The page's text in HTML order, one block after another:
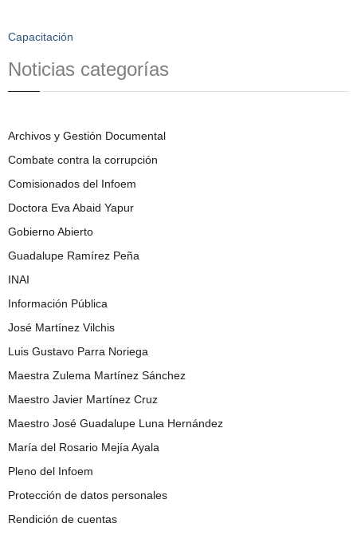
Capacitación
Noticias categorías
Archivos y Gestión Documental
Combate contra la corrupción
Comisionados del Infoem
Doctora Eva Abaid Yapur
Gobierno Abierto
Guadalupe Ramírez Peña
INAI
Información Pública
José Martínez Vilchis
Luis Gustavo Parra Noriega
Maestra Zulema Martínez Sánchez
Maestro Javier Martínez Cruz
Maestro José Guadalupe Luna Hernández
María del Rosario Mejía Ayala
Pleno del Infoem
Protección de datos personales
Rendición de cuentas